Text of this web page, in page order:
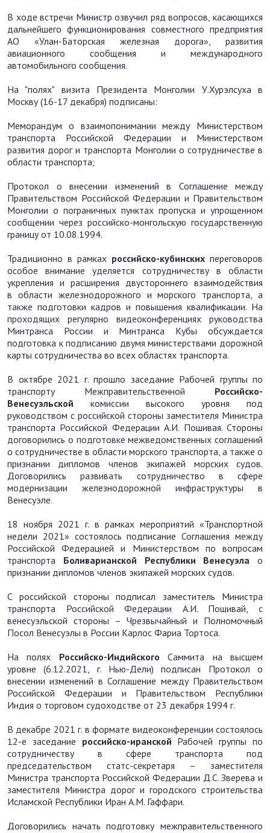
В ходе встречи Министр озвучил ряд вопросов, касающихся
дальнейшего функционирования совместного предприятия
АО «Улан-Баторская железная дорога», развития
авиационного сообщения и международного
автомобильного сообщения.
На "полях" визита Президента Монголии У.Хурэлсуха в
Москву (16-17 декабря) подписаны:
Меморандум о взаимопонимании между Министерством
транспорта Российской Федерации и Министерством
развития дорог и транспорта Монголии о сотрудничестве в
области транспорта;
Протокол о внесении изменений в Соглашение между
Правительством Российской Федерации и Правительством
Монголии о пограничных пунктах пропуска и упрощенном
сообщении через российско-монгольскую государственную
границу от 10.08.1994.
Традиционно в рамках российско-кубинских переговоров
особое внимание уделяется сотрудничеству в области
укрепления и расширения двустороннего взаимодействия
в области железнодорожного и морского транспорта, а
также подготовки кадров и повышения квалификации. На
проходящих регулярно видеоконференциях руководства
Минтранса России и Минтранса Кубы обсуждается
подготовка к подписанию двумя министерствами дорожной
карты сотрудничества во всех областях транспорта.
В октябре 2021 г. прошло заседание Рабочей группы по
транспорту Межправительственной Российско-
Венесуэльской комиссии высокого уровня под
руководством с российской стороны заместителя Министра
транспорта Российской Федерации А.И. Пошивая. Стороны
договорились о подготовке межведомственных соглашений
о сотрудничестве в области морского транспорта, а также о
признании дипломов членов экипажей морских судов.
Договорились развивать сотрудничество в сфере
модернизации железнодорожной инфраструктуры в
Венесуэле.
18 ноября 2021 г. в рамках мероприятий «Транспортной
недели 2021» состоялось подписание Соглашения между
Российской Федерацией и Министерством по вопросам
транспорта Боливарианской Республики Венесуэла о
признании дипломов членов экипажей морских судов.
С российской стороны подписал заместитель Министра
транспорта Российской Федерации А.И. Пошивай, с
венесуэльской стороны – Чрезвычайный и Полномочный
Посол Венесуэлы в России Карлос Фариа Тортоса.
На полях Российско-Индийского Саммита на высшем
уровне (6.12.2021, г. Нью-Дели) подписан Протокол о
внесении изменений в Соглашение между Правительством
Российской Федерации и Правительством Республики
Индия о торговом судоходстве от 23 декабря 1994 г.
В декабре 2021 г. в формате видеоконференции состоялось
12-е заседание российско-иранской Рабочей группы по
сотрудничеству в сфере транспорта под
председательством статс-секретаря – заместителя
Министра транспорта Российской Федерации Д.С. Зверева и
заместителя Министра дорог и городского строительства
Исламской Республики Иран А.М. Гаффари.
Договорились начать подготовку межправительственного